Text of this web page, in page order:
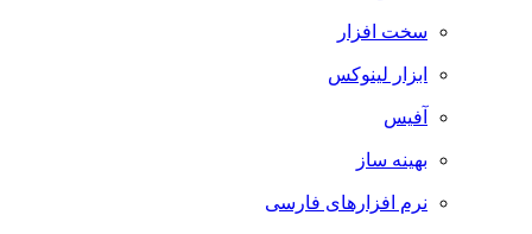
سخت افزار
ابزار لینوکس
آفیس
بهینه ساز
نرم افزارهای فارسی